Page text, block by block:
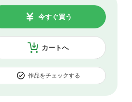
カートへ
今すぐ買う
作品をチェックする